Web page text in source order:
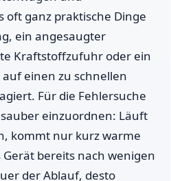
oft ganz praktische Dinge
ein angesaugter
Kraftstoffzufuhr oder ein
einen zu schnellen
Für die Fehlersuche
einzuordnen: Läuft
kommt nur kurz warme
bereits nach wenigen
der Ablauf, desto